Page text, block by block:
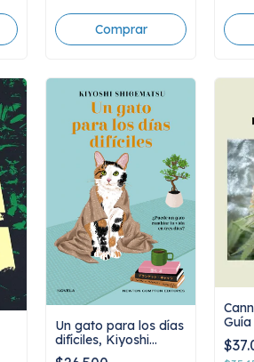
Un gato para los días
difíciles, Kiyoshi
Shigematsu